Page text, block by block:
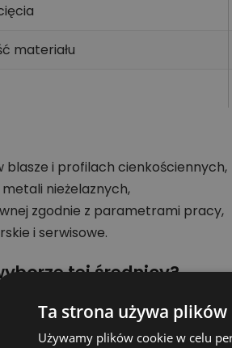
materiału
i profilach cienkościennych,
nieżelaznych,
zgodnie z parametrami pracy,
i serwisowe.
tej średnicy?
otwór o konkretnym
i pomaga utrzymać estetyczny
Ta strona używa plików
Używamy plików cookie w celu